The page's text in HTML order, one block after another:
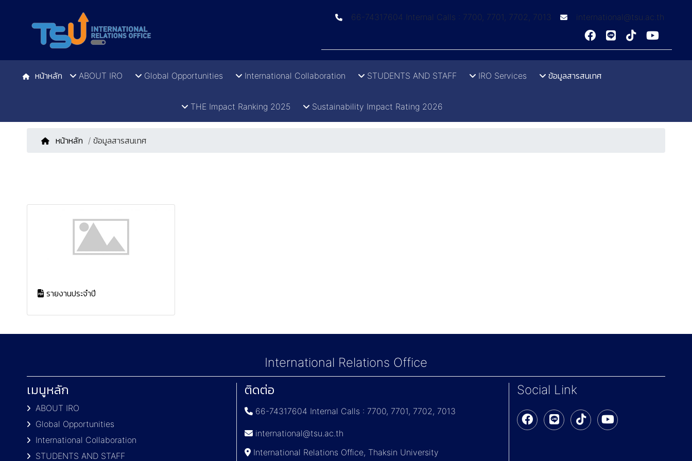
66-74317604 Internal Calls : 7700, 7701, 7702, 7013 international@tsu.ac.th
หน้าหลัก ABOUT IRO Global Opportunities International Collaboration STUDENTS AND STAFF IRO Services ข้อมูลสารสนเทศ
THE Impact Ranking 2025 Sustainability Impact Rating 2026
หน้าหลัก / ข้อมูลสารสนเทศ
รายงานประจำปี
International Relations Office
เมนูหลัก
ABOUT IRO
Global Opportunities
International Collaboration
STUDENTS AND STAFF
ติดต่อ
66-74317604 Internal Calls : 7700, 7701, 7702, 7013
international@tsu.ac.th
International Relations Office, Thaksin University
Social Link